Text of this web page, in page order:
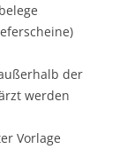
der
werden
Vorlage